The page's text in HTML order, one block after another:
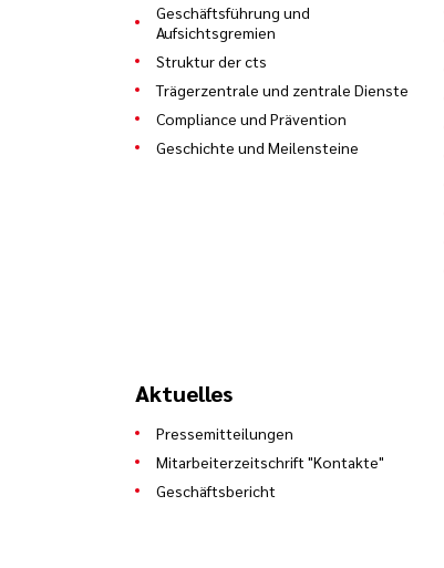
Geschäftsführung und
Aufsichtsgremien
Struktur der cts
Trägerzentrale und zentrale Dienste
Compliance und Prävention
Geschichte und Meilensteine
Aktuelles
Pressemitteilungen
Mitarbeiterzeitschrift "Kontakte"
Geschäftsbericht